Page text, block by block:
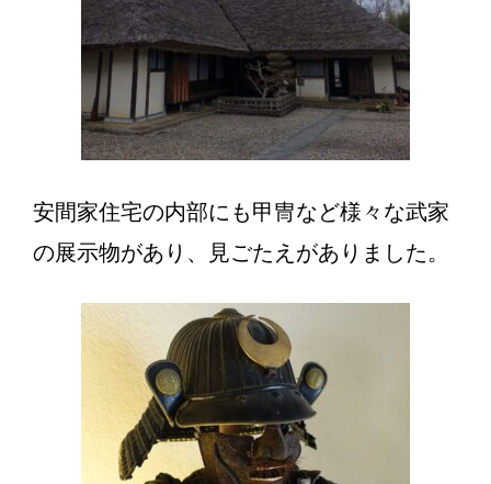
安間家住宅の内部にも甲冑など様々な武家
の展示物があり、見ごたえがありました。